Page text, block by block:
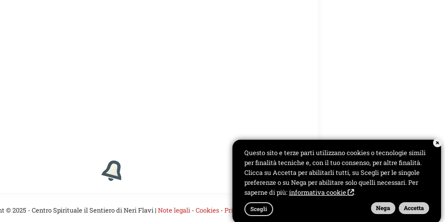
© 2025 - Centro Spirituale il Sentiero di Neri Flavi | Note legali - Cookies- Privacy
Questo sito e terze parti utilizzano cookies o tecnologie simili
per finalità tecniche e, con il tuo consenso, per altre finalità.
Clicca su Accetta per abilitarli tutti, su Scegli per le singole
preferenze o su Nega per abilitare solo quelli necessari. Per
saperne di più:informativa cookie .
Scegli Nega Accetta